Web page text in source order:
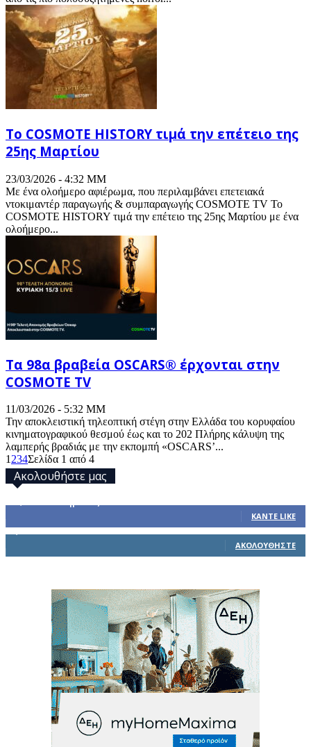
Το COSMOTE HISTORY τιμά την επέτειο της
25ης Μαρτίου
23/03/2026 - 4:32 ΜΜ
Με ένα ολοήμερο αφιέρωμα, που περιλαμβάνει επετειακά
ντοκιμαντέρ παραγωγής & συμπαραγωγής COSMOTE TV Το
COSMOTE HISTORY τιμά την επέτειο της 25ης Μαρτίου με ένα
ολοήμερο...
Τα 98α βραβεία OSCARS® έρχονται στην
COSMOTE TV
11/03/2026 - 5:32 ΜΜ
Την αποκλειστική τηλεοπτική στέγη στην Ελλάδα του κορυφαίου
κινηματογραφικού θεσμού έως και το 202 Πλήρης κάλυψη της
λαμπερής βραδιάς με την εκπομπή «OSCARS’...
1 234Σελίδα 1 από 4
Ακολουθήστε μας
ΚΆΝΤΕ LIKE
ΑΚΟΛΟΥΘΉΣΤΕ